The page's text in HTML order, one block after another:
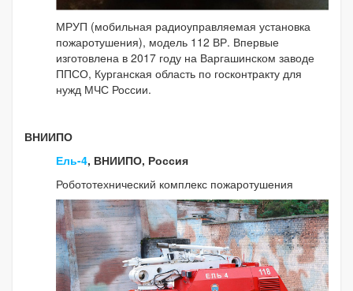
МРУП (мобильная радиоуправляемая установка
пожаротушения), модель 112 ВР. Впервые
изготовлена в 2017 году на Варгашинском заводе
ППСО, Курганская область по госконтракту для
нужд МЧС России.
ВНИИПО
Ель-4, ВНИИПО, Россия
Робототехнический комплекс пожаротушения